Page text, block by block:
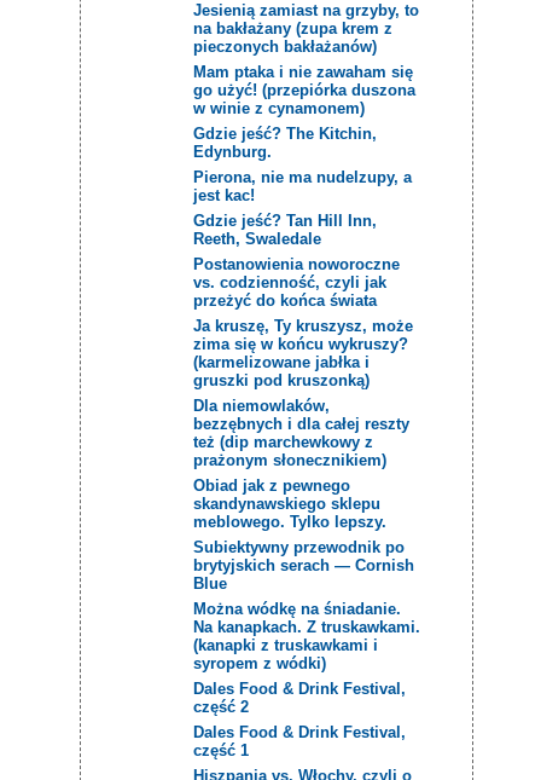
Jesienią zamiast na grzyby, to
na bakłażany (zupa krem z
pieczonych bakłażanów)
Mam ptaka i nie zawaham się
go użyć! (przepiórka duszona
w winie z cynamonem)
Gdzie jeść? The Kitchin,
Edynburg.
Pierona, nie ma nudelzupy, a
jest kac!
Gdzie jeść? Tan Hill Inn,
Reeth, Swaledale
Postanowienia noworoczne
vs. codzienność, czyli jak
przeżyć do końca świata
Ja kruszę, Ty kruszysz, może
zima się w końcu wykruszy?
(karmelizowane jabłka i
gruszki pod kruszonką)
Dla niemowlaków,
bezzębnych i dla całej reszty
też (dip marchewkowy z
prażonym słonecznikiem)
Obiad jak z pewnego
skandynawskiego sklepu
meblowego. Tylko lepszy.
Subiektywny przewodnik po
brytyjskich serach — Cornish
Blue
Można wódkę na śniadanie.
Na kanapkach. Z truskawkami.
(kanapki z truskawkami i
syropem z wódki)
Dales Food & Drink Festival,
część 2
Dales Food & Drink Festival,
część 1
Hiszpania vs. Włochy, czyli o